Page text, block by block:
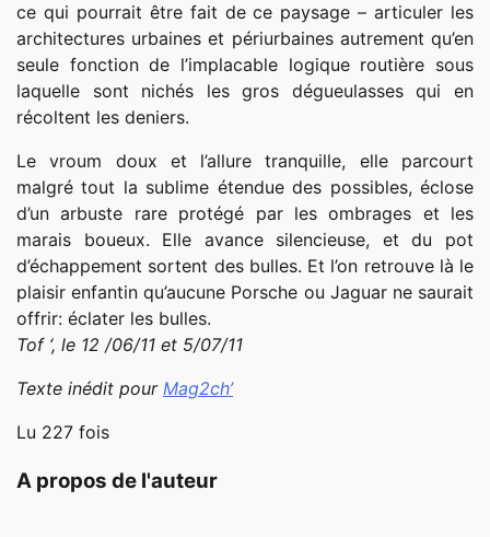
ce qui pourrait être fait de ce paysage – articuler les
architectures urbaines et périurbaines autrement qu’en
seule fonction de l’implacable logique routière sous
laquelle sont nichés les gros dégueulasses qui en
récoltent les deniers.
Le vroum doux et l’allure tranquille, elle parcourt
malgré tout la sublime étendue des possibles, éclose
d’un arbuste rare protégé par les ombrages et les
marais boueux. Elle avance silencieuse, et du pot
d’échappement sortent des bulles. Et l’on retrouve là le
plaisir enfantin qu’aucune Porsche ou Jaguar ne saurait
offrir: éclater les bulles.
Tof ‘, le 12 /06/11 et 5/07/11
Texte inédit pour Mag2ch’
Lu 227 fois
A propos de l'auteur